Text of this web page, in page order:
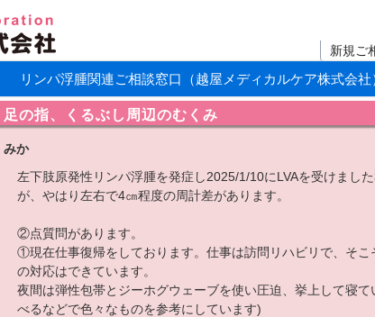
新規ご
リンパ浮腫関連ご相談窓口（越屋メディカルケア株式会社
足の指、くるぶし周辺のむくみ
みか
左下肢原発性リンパ浮腫を発症し2025/1/10にLVAを受けまし
が、やはり左右で4㎝程度の周計差があります。
②点質問があります。
①現在仕事復帰をしております。仕事は訪問リハビリで、そ
の対応はできています。
夜間は弾性包帯とジーホグウェーブを使い圧迫、挙上して寝
べるなどで色々なものを参考にしています)